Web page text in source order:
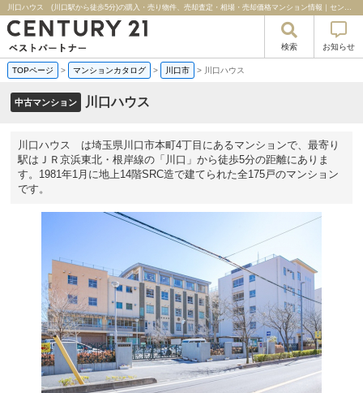
川口ハウス (川口駅から徒歩5分)の購入・売り物件、売却査定・相場・売却価格マンション情報｜センチュリー２１ベストパートナー
検索 お知らせ
TOPページ > マンションカタログ > 川口市 > 川口ハウス
中古マンション 川口ハウス
川口ハウス は埼玉県川口市本町4丁目にあるマンションで、最寄り
駅はＪＲ京浜東北・根岸線の「川口」から徒歩5分の距離にありま
す。1981年1月に地上14階SRC造で建てられた全175戸のマンション
です。